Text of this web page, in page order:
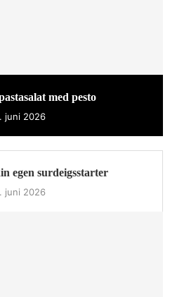
med pesto
juni 2026
egen surdeigsstarter
juni 2026